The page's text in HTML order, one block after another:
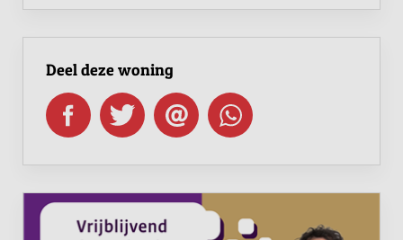
Deel deze woning